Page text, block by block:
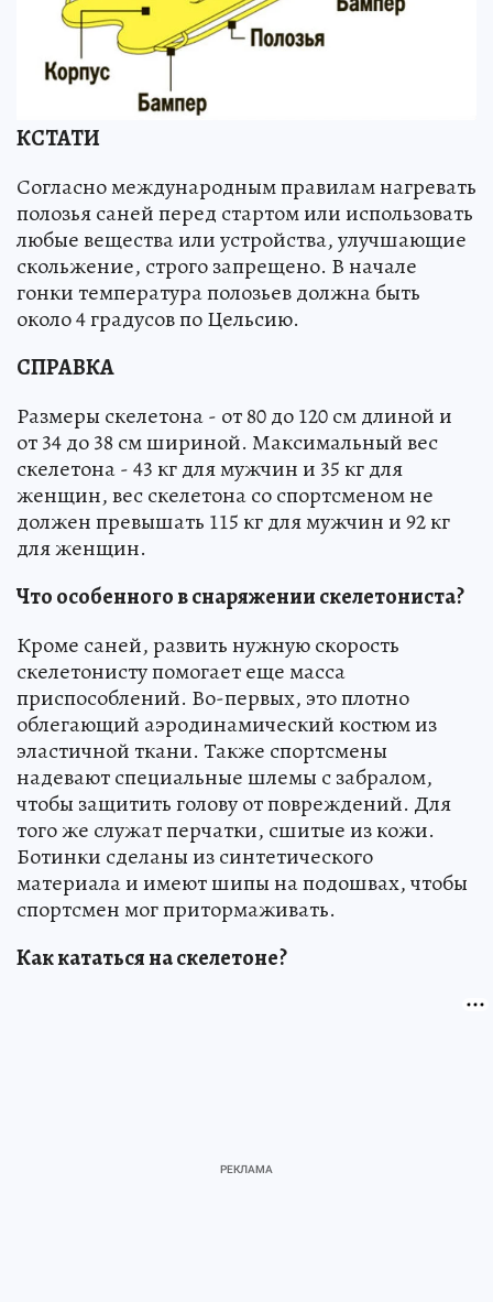
КСТАТИ
Согласно международным правилам нагревать
полозья саней перед стартом или использовать
любые вещества или устройства, улучшающие
скольжение, строго запрещено. В начале
гонки температура полозьев должна быть
около 4 градусов по Цельсию.
СПРАВКА
Размеры скелетона - от 80 до 120 см длиной и
от 34 до 38 см шириной. Максимальный вес
скелетона - 43 кг для мужчин и 35 кг для
женщин, вес скелетона со спортсменом не
должен превышать 115 кг для мужчин и 92 кг
для женщин.
Что особенного в снаряжении скелетониста?
Кроме саней, развить нужную скорость
скелетонисту помогает еще масса
приспособлений. Во-первых, это плотно
облегающий аэродинамический костюм из
эластичной ткани. Также спортсмены
надевают специальные шлемы с забралом,
чтобы защитить голову от повреждений. Для
того же служат перчатки, сшитые из кожи.
Ботинки сделаны из синтетического
материала и имеют шипы на подошвах, чтобы
спортсмен мог притормаживать.
Как кататься на скелетоне?